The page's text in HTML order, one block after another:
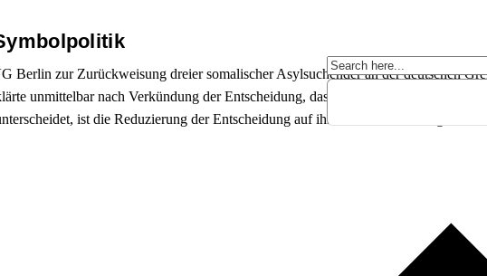
Berlin zur Zurückweisung dreier somalischer Asylsuchender an der deutschen
unmittelbar nach Verkündung der Entscheidung, dass sie ihn nicht daran
ist die Reduzierung der Entscheidung auf ihre Einzelfallwirkung ein